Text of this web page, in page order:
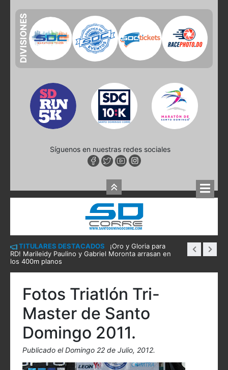
DIVISIONES
Síguenos en nuestras redes sociales
TITULARES DESTACADOS
¡Oro y Gloria para
RD! Marileidy Paulino y Gabriel Moronta arrasan en
los 400m planos
Fotos Triatlón Tri-
Master de Santo
Domingo 2011.
Publicado el Domingo 22 de Julio, 2012.